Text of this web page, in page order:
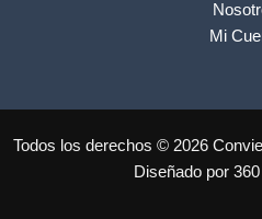
Mi
Todos los derechos © 2026
Diseñado por